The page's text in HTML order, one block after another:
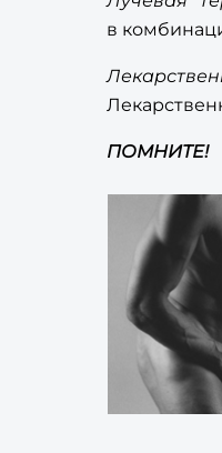
в
ПОМНИТЕ!